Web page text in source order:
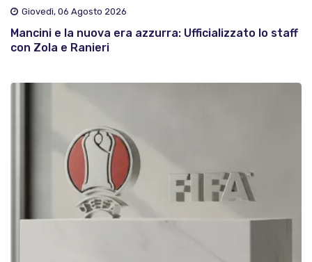
Giovedì, 06 Agosto 2026
Mancini e la nuova era azzurra: Ufficializzato lo staff
con Zola e Ranieri